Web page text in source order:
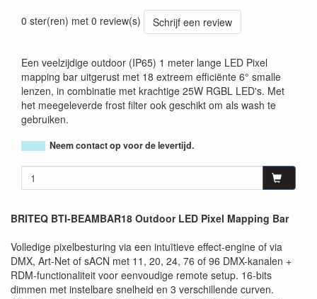
0 ster(ren) met 0 review(s)
Schrijf een review
Een veelzijdige outdoor (IP65) 1 meter lange LED Pixel
mapping bar uitgerust met 18 extreem efficiënte 6° smalle
lenzen, in combinatie met krachtige 25W RGBL LED's. Met
het meegeleverde frost filter ook geschikt om als wash te
gebruiken.
Neem contact op voor de levertijd.
BRITEQ BTI-BEAMBAR18 Outdoor LED Pixel Mapping Bar
Volledige pixelbesturing via een intuïtieve effect-engine of via
DMX, Art-Net of sACN met 11, 20, 24, 76 of 96 DMX-kanalen +
RDM-functionaliteit voor eenvoudige remote setup. 16-bits
dimmen met instelbare snelheid en 3 verschillende curven.